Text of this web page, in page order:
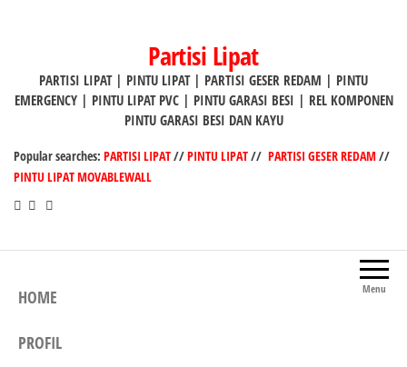
Partisi Lipat
PARTISI LIPAT | PINTU LIPAT | PARTISI GESER REDAM | PINTU
EMERGENCY | PINTU LIPAT PVC | PINTU GARASI BESI | REL KOMPONEN
PINTU GARASI BESI DAN KAYU
Popular searches: PARTISI LIPAT//PINTU LIPAT// PARTISI GESER REDAM//
PINTU LIPAT MOVABLEWALL
Menu
HOME
PROFIL